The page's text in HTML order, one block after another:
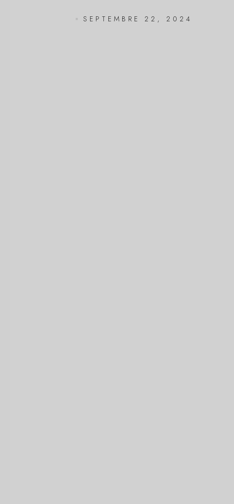
SEPTEMBRE 22, 2024
Que
Imaginez la puissance
simplement mieux
Recevez